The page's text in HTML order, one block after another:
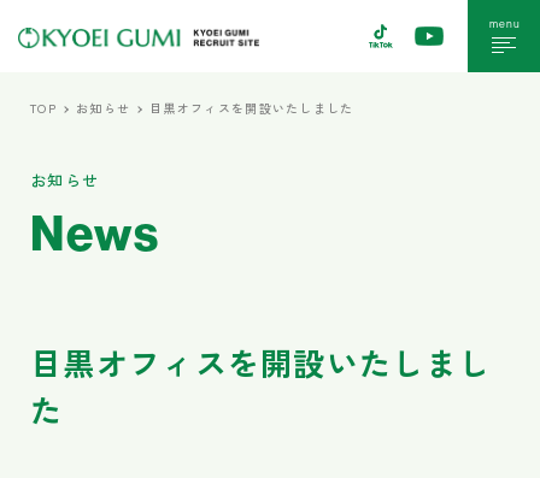
menu
TOP お知らせ 目黒オフィスを開設いたしました
お知らせ
News
目黒オフィスを開設いたしまし
た